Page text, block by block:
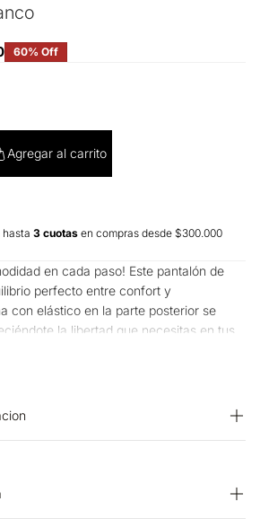
60% Off
cantidad
Agregar al carrito
hasta 3 cuotas en compras desde $300.000
en cada paso! Este pantalón de
perfecto entre confort y
con elástico en la parte posterior se
la libertad que necesitas en tus
combinarlo con tus camisetas